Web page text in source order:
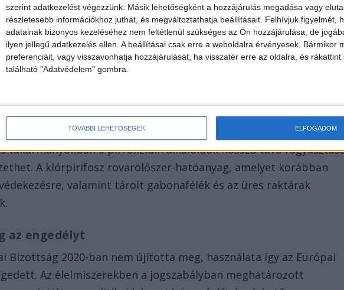
szerint adatkezelést végezzünk. Másik lehetőségként a hozzájárulás megadása vagy
részletesebb információkhoz juthat, és megváltoztathatja beállításait. Felhívjuk figyelmét,
adatainak bizonyos kezeléséhez nem feltétlenül szükséges az Ön hozzájárulása, de
ilyen jellegű adatkezelés ellen. A beállításai csak erre a weboldalra érvényesek. Bármikor
preferenciáit, vagy visszavonhatja hozzájárulását, ha visszatér erre az oldalra, és rákattint
található "Adatvédelem" gombra.
TOVÁBBI LEHETŐSÉGEK ELFOGADOM
takarmányokban a pirrolizidin alkaloidok hosszú távú
A klórpirifosz rovarölőszer-hatóanyag, amelyet korábban
valamint tárolt gabonafélék és az üres raktárak
az engedélyt
Bizottság 2020-ban nem újította meg, használata így az Európai
Az élelmiszerekben a jogszabályban meghatározott